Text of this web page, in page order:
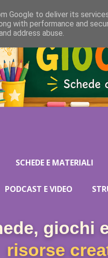
SCHEDE E MATERIALI
PODCAST E VIDEO
giochi
risorse
Google to deliver its
with performance and
address abuse.